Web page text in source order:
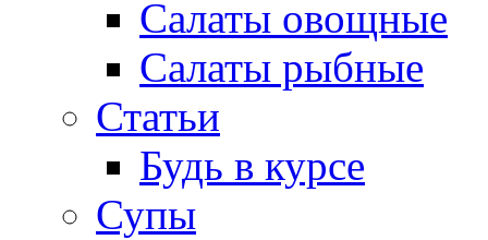
Салаты овощные
Салаты рыбные
Статьи
Будь в курсе
Супы